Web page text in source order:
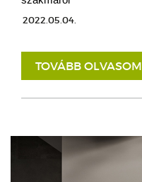
2022.05.04.
TOVÁBB OLVASOM